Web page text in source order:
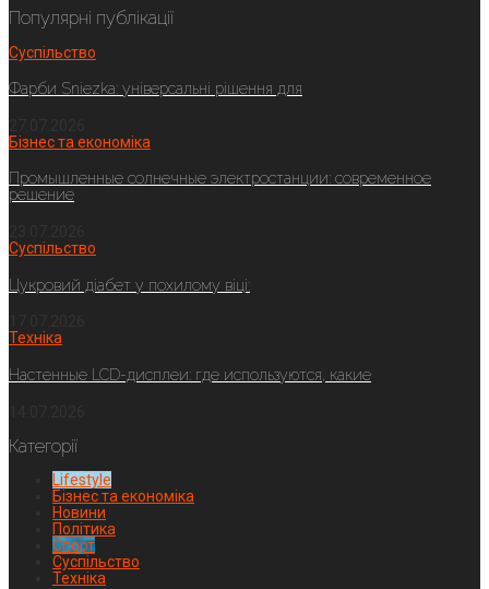
Популярні публікації
Суспільство
Фарби Sniezka: універсальні рішення для
Бізнес та економіка
Промышленные солнечные электростанции: современное
решение
Суспільство
Цукровий діабет у похилому віці:
Техніка
Настенные LCD-дисплеи: где используются, какие
Категорії
Lifestyle
Бізнес та економіка
Новини
Політика
Спорт
Суспільство
Техніка